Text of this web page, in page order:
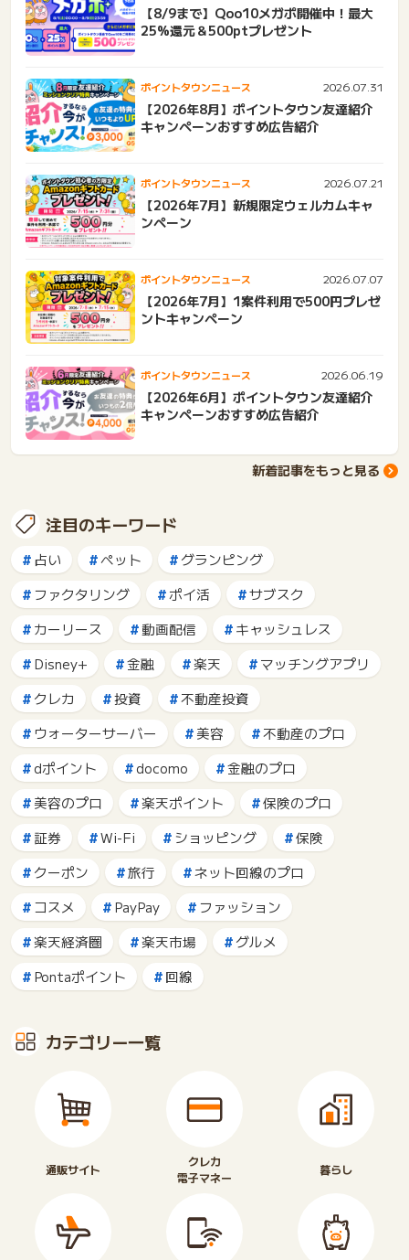
【8/9まで】Qoo10メガポ開催中！最大
25%還元＆500ptプレゼント
ポイントタウンニュース 2026.07.31
【2026年8月】ポイントタウン友達紹介
キャンペーンおすすめ広告紹介
ポイントタウンニュース 2026.07.21
【2026年7月】新規限定ウェルカムキャ
ンペーン
ポイントタウンニュース 2026.07.07
【2026年7月】1案件利用で500円プレゼ
ントキャンペーン
ポイントタウンニュース 2026.06.19
【2026年6月】ポイントタウン友達紹介
キャンペーンおすすめ広告紹介
新着記事をもっと見る
注目のキーワード
占い ペット
グランピング
ファクタリング
ポイ活
サブスク
カーリース
動画配信
キャッシュレス
Disney+
金融 楽天
マッチングアプリ
クレカ
投資
不動産投資
ウォーターサーバー
美容
不動産のプロ
dポイント
docomo
金融のプロ
美容のプロ
楽天ポイント
保険のプロ
証券
Wi-Fi ショッピング
保険
クーポン
旅行
ネット回線のプロ
コスメ
PayPay
ファッション
楽天経済圏
楽天市場
グルメ
Pontaポイント
回線
カテゴリー一覧
通販サイト
クレカ
電子マネー
暮らし